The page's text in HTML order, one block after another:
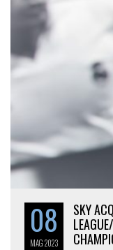
08
MAG2023
SKY